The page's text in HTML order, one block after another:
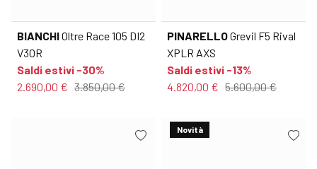
BIANCHIOltre Race 105 DI2
V30R
Saldi estivi -30%
2.690,00 € 3.850,00 €
PINARELLOGrevil F5 Rival
XPLR AXS
Saldi estivi -13%
4.820,00 € 5.600,00 €
Novità